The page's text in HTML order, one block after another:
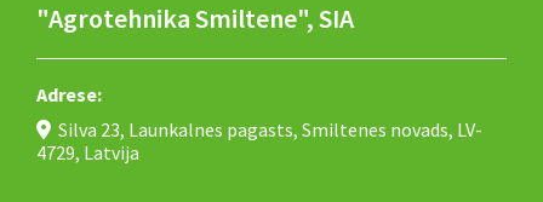
"Agrotehnika Smiltene", SIA
Adrese:
 Silva 23, Launkalnes pagasts, Smiltenes novads, LV-
4729, Latvija